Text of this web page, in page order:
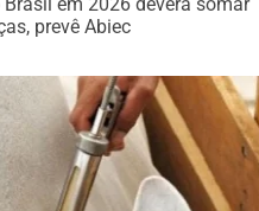
prevê Abiec